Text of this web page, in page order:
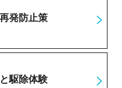
発防止策
駆除体験